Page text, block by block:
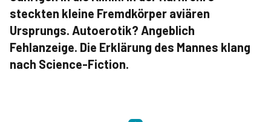
steckten kleine Fremdkörper aviären
Ursprungs. Autoerotik? Angeblich
Fehlanzeige. Die Erklärung des Mannes klang
nach Science-Fiction.